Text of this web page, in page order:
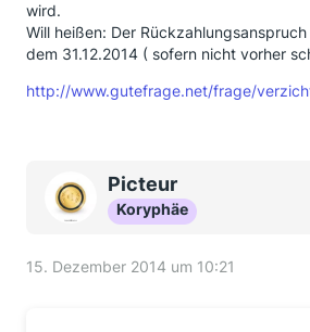
wird.
Will heißen: Der
dem 31.12.2014 ( sofern nicht vorher
http://www.gutefrage.net/frage/
Picteur
Koryphäe
15. Dezember 2014 um 10:21